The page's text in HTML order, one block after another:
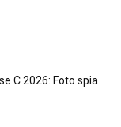
C 2026: Foto spia